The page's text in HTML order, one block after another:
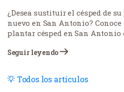
Todos los artículos
¿Desea sustituir el césped de
nuevo en San Antonio?
plantar césped en San Antonio
Seguir leyendo